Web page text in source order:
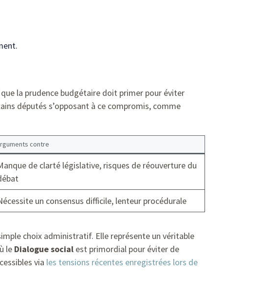
la prudence budgétaire doit primer pour éviter
députés s’opposant à ce compromis, comme
contre
de clarté législative, risques de réouverture du
un consensus difficile, lenteur procédurale
choix administratif. Elle représente un véritable
le Dialogue social est primordial pour éviter de
via les tensions récentes enregistrées lors de